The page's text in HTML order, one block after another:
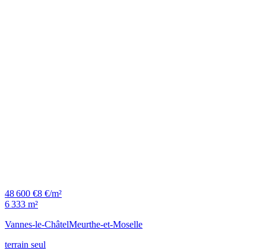
48 600 €8 €/m²
6 333 m²
Vannes-le-ChâtelMeurthe-et-Moselle
terrain seul